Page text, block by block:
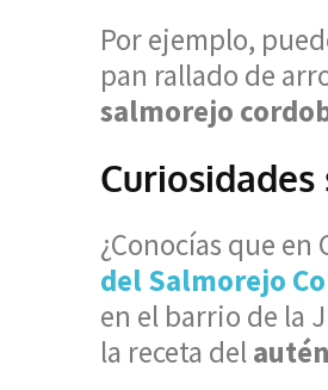
Por ejemplo,
pan rallado de
salmorejo
¿Conocías que
del Salmorejo
en el barrio de la
la receta del